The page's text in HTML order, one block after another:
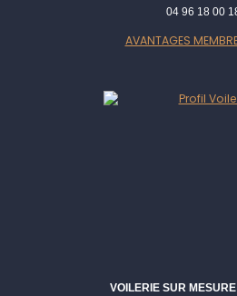
04 96 18 00
AVANTAGES
VOILERIE SUR